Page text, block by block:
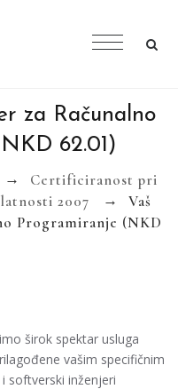
za Računalno
62.01)
→ Certificiranost pri
2007 → Vaš
Programiranje (NKD
širok spektar usluga
vašim specifičnim
softverski inženjeri